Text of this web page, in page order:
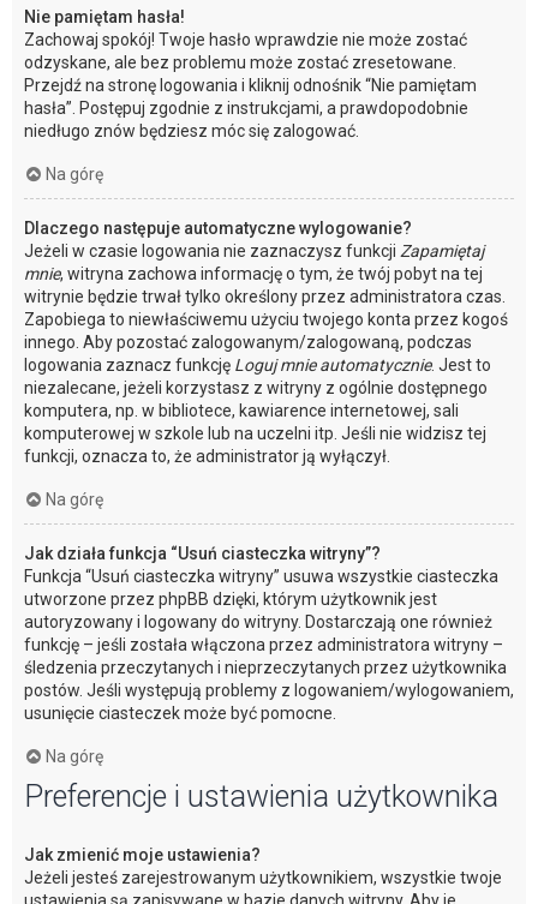
Nie pamiętam hasła!
Zachowaj spokój! Twoje hasło wprawdzie nie może zostać
odzyskane, ale bez problemu może zostać zresetowane.
Przejdź na stronę logowania i kliknij odnośnik “Nie pamiętam
hasła”. Postępuj zgodnie z instrukcjami, a prawdopodobnie
niedługo znów będziesz móc się zalogować.
Na górę
Dlaczego następuje automatyczne wylogowanie?
Jeżeli w czasie logowania nie zaznaczysz funkcji Zapamiętaj
mnie, witryna zachowa informację o tym, że twój pobyt na tej
witrynie będzie trwał tylko określony przez administratora czas.
Zapobiega to niewłaściwemu użyciu twojego konta przez kogoś
innego. Aby pozostać zalogowanym/zalogowaną, podczas
logowania zaznacz funkcję Loguj mnie automatycznie. Jest to
niezalecane, jeżeli korzystasz z witryny z ogólnie dostępnego
komputera, np. w bibliotece, kawiarence internetowej, sali
komputerowej w szkole lub na uczelni itp. Jeśli nie widzisz tej
funkcji, oznacza to, że administrator ją wyłączył.
Na górę
Jak działa funkcja “Usuń ciasteczka witryny”?
Funkcja “Usuń ciasteczka witryny” usuwa wszystkie ciasteczka
utworzone przez phpBB dzięki, którym użytkownik jest
autoryzowany i logowany do witryny. Dostarczają one również
funkcję – jeśli została włączona przez administratora witryny –
śledzenia przeczytanych i nieprzeczytanych przez użytkownika
postów. Jeśli występują problemy z logowaniem/wylogowaniem,
usunięcie ciasteczek może być pomocne.
Na górę
Preferencje i ustawienia użytkownika
Jak zmienić moje ustawienia?
Jeżeli jesteś zarejestrowanym użytkownikiem, wszystkie twoje
ustawienia są zapisywane w bazie danych witryny. Aby je